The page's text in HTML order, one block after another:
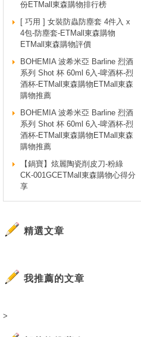
份ETMall東森購物排行榜
[ 巧用 ] 女裝防蟲防塵套 4件入 x
4包-防塵套-ETMall東森購物
ETMall東森購物評價
BOHEMIA 波希米亞 Barline 烈酒
系列 Shot 杯 60ml 6入-啤酒杯-烈
酒杯-ETMall東森購物ETMall東森
購物推薦
BOHEMIA 波希米亞 Barline 烈酒
系列 Shot 杯 60ml 6入-啤酒杯-烈
酒杯-ETMall東森購物ETMall東森
購物推薦
【鍋寶】炫麗陶瓷削皮刀-粉綠
CK-001GCETMall東森購物心得分
享
精選文章
我推薦的文章
>